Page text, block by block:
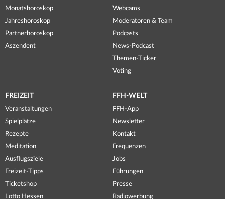
Monatshoroskop
Jahreshoroskop
Partnerhoroskop
Aszendent
Webcams
Moderatoren & Team
Podcasts
News-Podcast
Themen-Ticker
Voting
FREIZEIT
Veranstaltungen
Spielplätze
Rezepte
Meditation
Ausflugsziele
Freizeit-Tipps
Ticketshop
Lotto Hessen
FFH-WELT
FFH-App
Newsletter
Kontakt
Frequenzen
Jobs
Führungen
Presse
Radiowerbung